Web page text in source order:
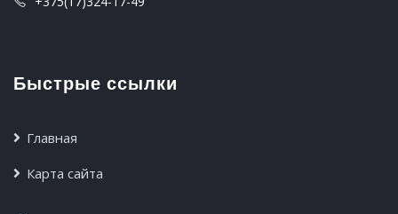
Быстрые ссылки
Главная
Карта сайта